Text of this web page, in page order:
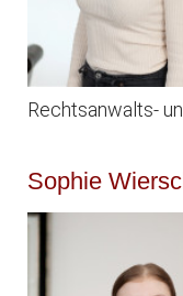
Rechtsanwalts-
Sophie